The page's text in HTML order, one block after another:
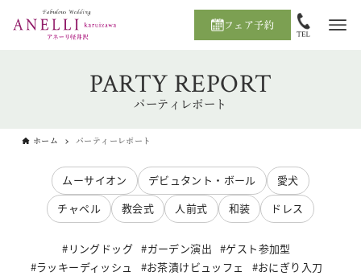
フェア予約
PARTY REPORT
パーティレポート
ホーム パーティーレポート
ムーサイオン デビュタント・ボール
愛犬
チャペル
教会式 人前式 和装 ドレス
リングドッグ ガーデン演出
ゲスト参加型
ラッキーディッシュ
お茶漬けビュッフェ
おにぎり入刀